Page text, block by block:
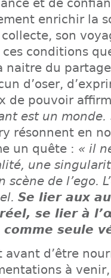
et de
enrichir la
son
conditions
naitre du
d’oser,
de pouvoir
est un monde.
résonnent en
un quête : « il
une
de l’ego.
Se lier aux
se lier à
seule
d’être
à